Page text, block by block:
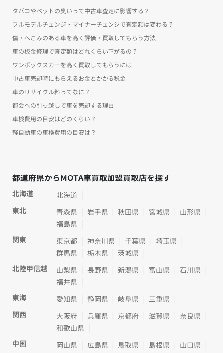
タバコやペットの臭いって中古車査定に影響する？
フルモデルチェンジ・マイナーチェンジで査定額は変わる？
傷・へこみのある車を高く評価・買取してもらう方法
車の板金修理で査定額はどれくらい下がるの？
ワンボックスカーを高く買取してもらうには
中古車売却時にもらえるお金とかかる税金
車のリサイクル料ってなに？
都会への引っ越しで車を売却する理由
車検費用の目安はどのくらい？
軽自動車の車検費用の目安は？
都道府県からMOTA車買取加盟買取店を探す
北海道
北海道
東北
青森県 岩手県 秋田県 宮城県
山形県
福島県
関東
東京都 神奈川県 千葉県
埼玉県
群馬県
栃木県
茨城県
北陸甲信越
山梨県 長野県 新潟県 富山県
石川県
福井県
東海
愛知県 静岡県 岐阜県
三重県
関西
大阪府 兵庫県 京都府 滋賀県
奈良県
和歌山県
中国
岡山県 広島県 鳥取県 島根県 山口県